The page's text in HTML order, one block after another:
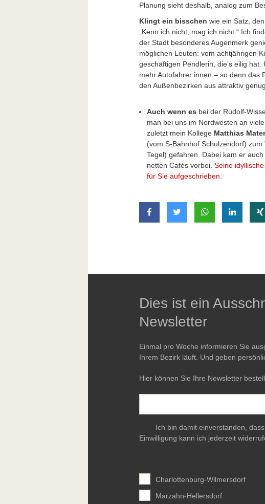
Planung sieht deshalb, analog zum
Klingt ein bisschen wie ein Satz,
„Kenn ich nicht, mag ich nicht.“ Ich
der Stadt besonderes Augenmerk
möglichen Leuten: vom achtjährigen
geschäftigen Pendlerin, die’s eilig
mehr Autofahrer:innen – so denn das
den Außenbezirken aus attraktiv
Auch wenn es bei der Rudolf-
man bei uns im Nordwesten an
zuletzt mein Kollege Matthias
(vom S-Bahnhof Schulzendorf)
Tegel) gefahren. Dabei kam er
netten Cafés vorbei. Seine
für Sie aufgeschrieben.
auf Facebook teilen
auf Twitter teilen
mit Whatsapp
auf
Dies ist ein
Newsletter
Einmal pro Woche informieren Sie
Ihrem Bezirk läuft. Und geben
Hier können Sie Ihre Newsletter
Ich bin damit einverstanden,
Einwilligung kann ich jederzeit
Charlottenburg-Wilmersdorf
Marzahn-Hellersdorf